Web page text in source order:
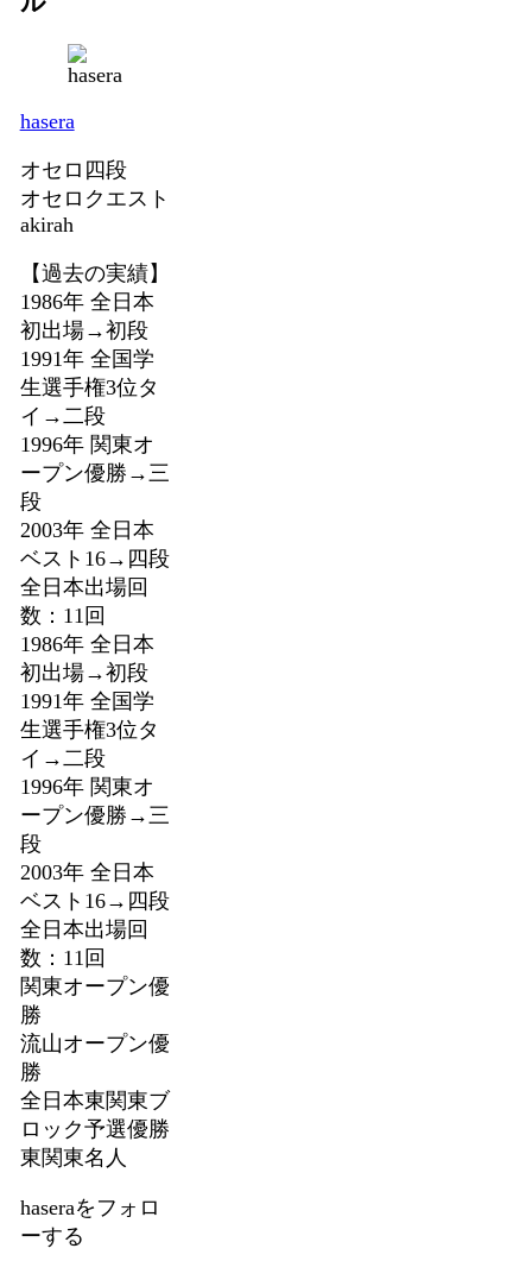
hasera
オセロ四段
オセロクエスト
akirah
【過去の実績】
1986年 全日本
初出場→初段
1991年 全国学
生選手権3位タ
イ→二段
1996年 関東オ
ープン優勝→三
段
2003年 全日本
ベスト16→四段
全日本出場回
数：11回
1986年 全日本
初出場→初段
1991年 全国学
生選手権3位タ
イ→二段
1996年 関東オ
ープン優勝→三
段
2003年 全日本
ベスト16→四段
全日本出場回
数：11回
関東オープン優
勝
流山オープン優
勝
全日本東関東ブ
ロック予選優勝
東関東名人
haseraをフォロ
ーする